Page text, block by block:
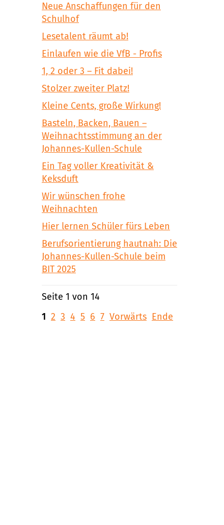
Neue Anschaffungen für den
Schulhof
Lesetalent räumt ab!
Einlaufen wie die VfB - Profis
1, 2 oder 3 – Fit dabei!
Stolzer zweiter Platz!
Kleine Cents, große Wirkung!
Basteln, Backen, Bauen –
Weihnachtsstimmung an der
Johannes-Kullen-Schule
Ein Tag voller Kreativität &
Keksduft
Wir wünschen frohe
Weihnachten
Hier lernen Schüler fürs Leben
Berufsorientierung hautnah: Die
Johannes-Kullen-Schule beim
BIT 2025
Seite 1 von 14
1 2 3 4 5 6 7 Vorwärts Ende